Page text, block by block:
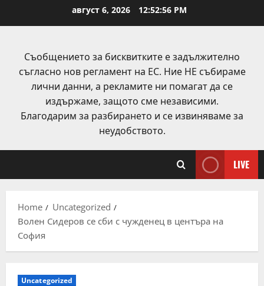
август 6, 2026 12:52:56 PM
Съобщението за бисквитките е задължително
съгласно нов регламент на ЕС. Ние НЕ събираме
лични данни, а рекламите ни помагат да се
издържаме, защото сме независими.
Благодарим за разбирането и се извиняваме за
неудобството.
LIVE
Home
Uncategorized
Волен Сидеров се сби с чужденец в центъра на
София
Uncategorized